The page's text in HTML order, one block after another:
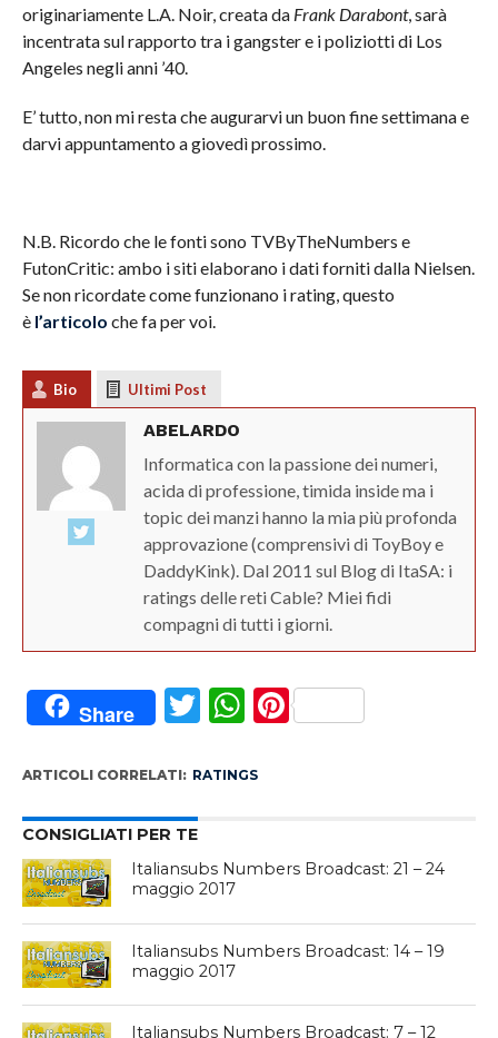
originariamente L.A. Noir, creata da Frank Darabont, sarà
incentrata sul rapporto tra i gangster e i poliziotti di Los
Angeles negli anni ’40.
E’ tutto, non mi resta che augurarvi un buon fine settimana e
darvi appuntamento a giovedì prossimo.
N.B. Ricordo che le fonti sono TVByTheNumbers e
FutonCritic: ambo i siti elaborano i dati forniti dalla Nielsen.
Se non ricordate come funzionano i rating, questo
è l’articolo che fa per voi.
Bio Ultimi Post
ABELARDO
Informatica con la passione dei numeri,
acida di professione, timida inside ma i
topic dei manzi hanno la mia più profonda
approvazione (comprensivi di ToyBoy e
DaddyKink). Dal 2011 sul Blog di ItaSA: i
ratings delle reti Cable? Miei fidi
compagni di tutti i giorni.
Share Twitter
WhatsApp
Pinterest
ARTICOLI CORRELATI: RATINGS
CONSIGLIATI PER TE
Italiansubs Numbers Broadcast: 21 – 24
maggio 2017
Italiansubs Numbers Broadcast: 14 – 19
maggio 2017
Italiansubs Numbers Broadcast: 7 – 12